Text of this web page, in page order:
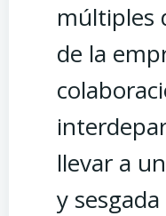
múltiples
de la
llevar a
y